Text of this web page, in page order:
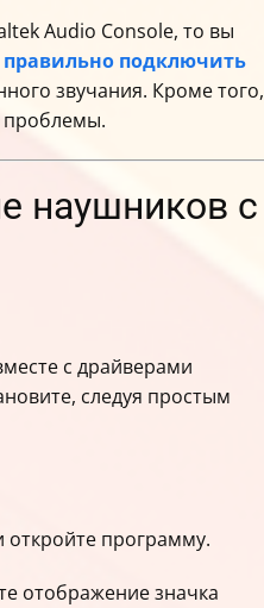
Audio Console, то вы
правильно подключить
звучания. Кроме того,
проблемы.
наушников с
с драйверами
следуя простым
откройте программу.
отображение значка